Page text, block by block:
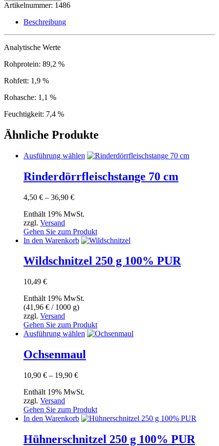
(ca.
Menge
Artikelnummer: 1486
Beschreibung
Analytische Werte
Rohprotein: 89,2 %
Rohfett: 1,9 %
Rohasche: 1,1 %
Feuchtigkeit: 7,4 %
Ähnliche Produkte
Ausführung wählen Dieses
weist
mehrere
auf
der
gewählt
Rinderdörrfleischstange 70 cm
4,50 € – 36,90 €Preisspanne:
bis
Enthält 19% MwSt.
zzgl. Versand
Gehen Sie zum Produkt
In den Warenkorb
Wildschnitzel 250 g 100% PUR
10,49 €
Enthält 19% MwSt.
(41,96 € / 1000 g)
zzgl. Versand
Gehen Sie zum Produkt
Ausführung wählen Dieses
auf
der
gewählt
Ochsenmaul
10,90 € – 19,90 €Preisspanne:
bis
Enthält 19% MwSt.
zzgl. Versand
Gehen Sie zum Produkt
In den Warenkorb
Hühnerschnitzel 250 g 100% PUR